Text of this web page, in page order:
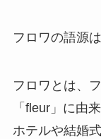
フロワの語源
フロワとは、
「fleur」に由
ホテルや結婚